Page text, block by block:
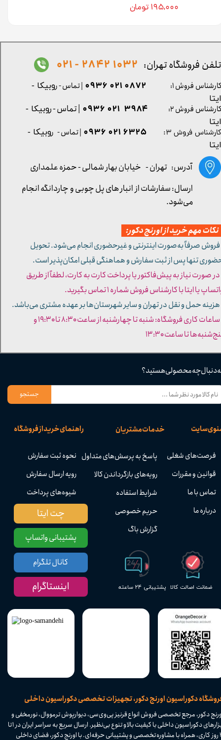
۱۹۵,۰۰۰ تومان
دکوراسیون اورنج دکور، تجهیزات تخصصی دکوراسیون داخلی
پشتیبانی ۲۴ ساعته ضمانت اصالت کالا
راهنمای خرید از فروشگاه
نحوه ثبت سفارش
رویه ارسال سفارش
شیوه‌های پرداخت
خدمات مشتریان
پاسخ به پرسش‌های متداول
رویه‌های بازگرداندن کالا
شرایط استفاده
حریم خصوصی
گزارش باگ
سایت
فرصت‌های شغلی
قوانین و مقررات
تماس با ما
درباره ما
دنبال چه محصولی هستید؟
جستجو
دکور، مرجع تخصصی فروش انواع قرنیز پی‌وی‌سی، دیوارپوش ترمووال، نورمخفی و
ابزارهای دکوراسیون داخلی با کیفیت بالا و تنوع بی‌نظیر. ارسال سریع به سراسر ایران در ۱ تا
۴ روز کاری، همراه با مشاوره تخصصی و پشتیبانی حرفه‌ای. با اورنج دکور، فضای داخلی
پشتیبانی واتساپ
چت ایتا
کانال تلگرام
اینستاگرام
کارشناس فروش ۳: ۶۳۲۵ ۰۲۱ ۰۹۳۶ | تماس - روبیکا -
ایتا
آدرس: تهران - خیابان بهار شمالی - حمزه علمداری
تلفن فروشگاه تهران: 1032 2842 - 021
مهم خرید از اورنج دکور:
صرفاً به‌صورت اینترنتی و غیرحضوری انجام می‌شود. تحویل
تنها پس از ثبت سفارش و هماهنگی قبلی امکان‌پذیر است.
صورت نیاز به پیش‌فاکتور یا پرداخت کارت به کارت، لطفاً از طریق
یا ایتا با کارشناس فروش شماره ۱ تماس بگیرید.
حمل و نقل در تهران و سایر شهرستان‌ها بر عهده مشتری می‌باشد.
- ساعات کاری فروشگاه: شنبه تا چهارشنبه از ساعت ۸:۳۰ تا ۱۹:۳۰ و
تا ساعت ۱۳:۳۰​​​​​​​
کارشناس فروش ۱: 0872 021 0936 | تماس - روبیکا -
ایتا
کارشناس فروش ۲:
۳۹۸۴ ۰۲۱ ۰۹۳۶ | تماس - روبیکا -
ایتا
ارسال: سفارشات از انبار های پل چوبی و چاردانگه انجام
می‌شود.